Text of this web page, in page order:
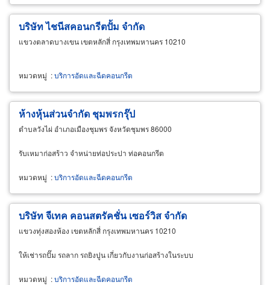
บริษัท ไชนีสคอนกรีตปั้ม จำกัด
แขวงตลาดบางเขน เขตหลักสี่ กรุงเทพมหานคร 10210
หมวดหมู่ :บริการอัดและฉีดคอนกรีต
ห้างหุ้นส่วนจำกัด ชุมพรกรุ๊ป
ตำบลวังไผ่ อำเภอเมืองชุมพร จังหวัดชุมพร 86000
รับเหมาก่อสร้าว จำหน่ายท่อประปา ท่อคอนกรีต
หมวดหมู่ :บริการอัดและฉีดคอนกรีต
บริษัท จีเทค คอนสตรัคชั่น เซอร์วิส จำกัด
แขวงทุ่งสองห้อง เขตหลักสี่ กรุงเทพมหานคร 10210
ให้เช่ารถปั๊ม รถลาก รถยิงปูน เกี่ยวกับงานก่อสร้างในระบบ
หมวดหมู่ :บริการอัดและฉีดคอนกรีต